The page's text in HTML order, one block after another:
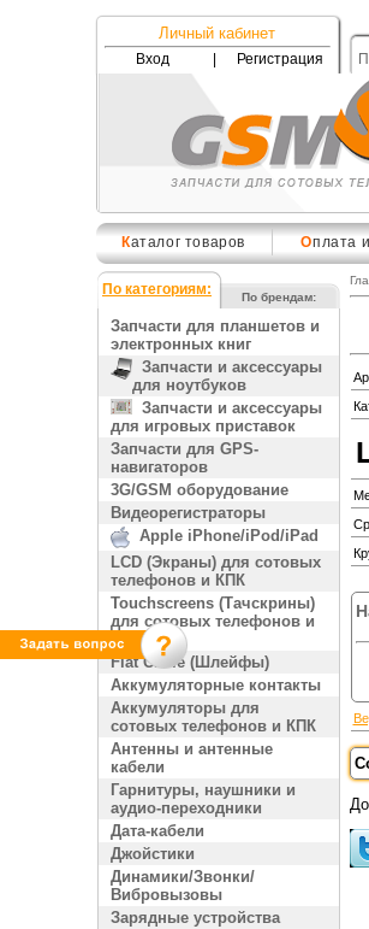
Личный кабинет
Вход Регистрация
Каталог товаров Оплата и
По категориям: По брендам:
Запчасти для планшетов и
электронных книг
Запчасти и аксессуары
для ноутбуков
Запчасти и аксессуары
для игровых приставок
Запчасти для GPS-
навигаторов
3G/GSM оборудование
Видеорегистраторы
Apple iPhone/iPod/iPad
LCD (Экраны) для сотовых
телефонов и КПК
Touchscreens (Тачскрины)
для сотовых телефонов и
КПК
Flat Cable (Шлейфы)
Аккумуляторные контакты
Аккумуляторы для
сотовых телефонов и КПК
Антенны и антенные
кабели
Гарнитуры, наушники и
аудио-переходники
Дата-кабели
Джойстики
Динамики/Звонки/
Вибровызовы
Зарядные устройства